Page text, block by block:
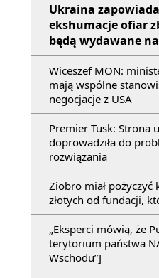
Ukraina
ekshumacje ofiar
będą wydawane
Wiceszef MON:
mają wspólne
negocjacje z USA
Premier Tusk: Strona
doprowadziła do
rozwiązania
Ziobro miał pożyczyć
złotych od fundacji,
„Eksperci mówią, że
terytorium państwa
Wschodu”]